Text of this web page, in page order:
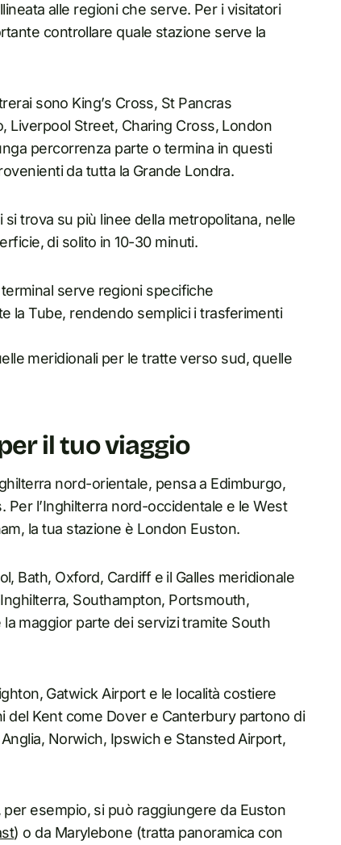
alle regioni che serve. Per i visitatori
controllare quale stazione serve la
sono King’s Cross, St Pancras
Liverpool Street, Charing Cross, London
percorrenza parte o termina in questi
da tutta la Grande Londra.
trova su più linee della metropolitana, nelle
di solito in 10-30 minuti.
terminal serve regioni specifiche
la Tube, rendendo semplici i trasferimenti
meridionali per le tratte verso sud, quelle
il tuo viaggio
nord-orientale, pensa a Edimburgo,
Per l’Inghilterra nord-occidentale e le West
la tua stazione è London Euston.
Bath, Oxford, Cardiff e il Galles meridionale
Southampton, Portsmouth,
maggior parte dei servizi tramite South
Gatwick Airport e le località costiere
del Kent come Dover e Canterbury partono di
Norwich, Ipswich e Stansted Airport,
esempio, si può raggiungere da Euston
) o da Marylebone (tratta panoramica con